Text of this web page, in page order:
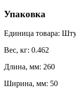
Упаковка
Единица товара:
Вес, кг: 0.462
Длина, мм: 260
Ширина, мм: 50